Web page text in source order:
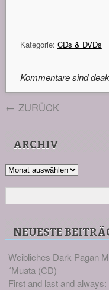
Kategorie: CDs & DVDs
Kommentare sind
← ZURÜCK
ARCHIV
Archiv
NEUESTE
Weibliches Dark Pagan
´Muata (CD)
First and last and